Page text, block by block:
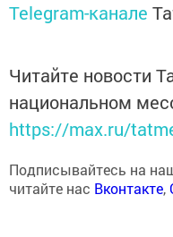
Telegram-канале
Читайте новости
национальном
https://max.ru/
Подписывайтесь на
читайте нас Вконтакте,